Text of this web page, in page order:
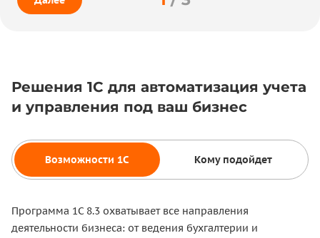
Решения 1С для автоматизация учета
и управления под ваш бизнес
Возможности 1С Кому подойдет
Программа 1С 8.3 охватывает все направления
деятельности бизнеса: от ведения бухгалтерии и